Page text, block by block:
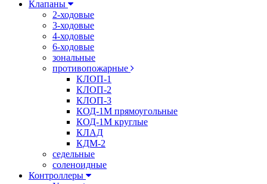
Клапаны
2-ходовые
3-ходовые
4-ходовые
6-ходовые
зональные
противопожарные
КЛОП-1
КЛОП-2
КЛОП-3
КОД-1М прямоугольные
КОД-1М круглые
КЛАД
КДМ-2
седельные
соленоидные
Контроллеры